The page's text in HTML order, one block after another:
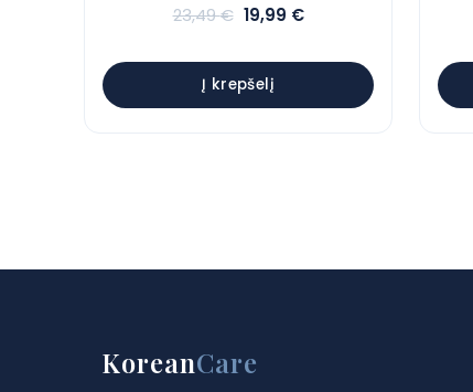
23,49€ Sena
23,49 €.
19,99 €Dabartinė
19,99 €.
Į krepšelį
KoreanCare